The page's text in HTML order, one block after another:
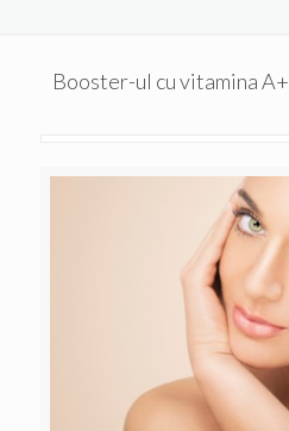
Booster-ul cu vitamina A+